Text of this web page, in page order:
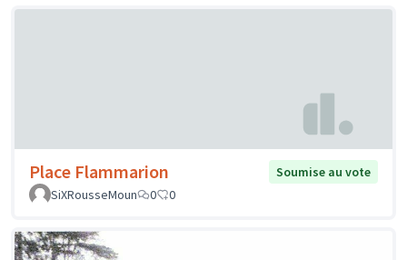
Place Flammarion
Soumise au vote
SiXRousseMoun
0 0